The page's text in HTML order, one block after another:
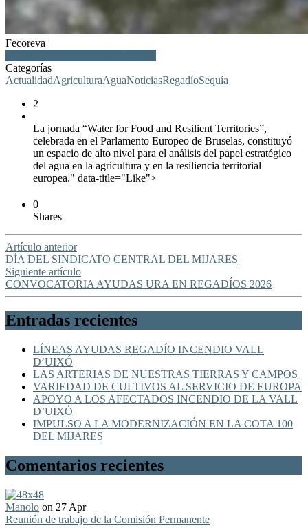
Fecoreva
Categorías
ActualidadAgriculturaAguaNoticiasRegadíoSequía
2
La jornada “Water for Food and Resilient Territories”,
celebrada en el Parlamento Europeo de Bruselas, constituyó
un espacio de alto nivel para el análisis del papel estratégico
del agua en la agricultura y en la resiliencia territorial
europea." data-title="Like">
0
Shares
Artículo anterior
DÍA DEL SINDICATO CENTRAL DEL MIJARES
Siguiente artículo
CONVOCATORIA AYUDAS URA EN REGADÍOS 2026
Entradas recientes
LÍNEAS AYUDAS REGADÍO INCENDIO VALL
D’UIXÓ
LAS ARTERIAS DE NUESTRAS TIERRAS Y CAMPOS
VARIEDAD DE CULTIVOS AL SERVICIO DE EUROPA
APOYO A LOS AFECTADOS INCENDIO DE LA VALL
D’UIXÓ
IMPULSO A LA MODERNIZACIÓN EN LA COTA 100
DEL MIJARES
Comentarios recientes
Manolo on 27 Apr
Reunión de trabajo de la Comisión Permanente